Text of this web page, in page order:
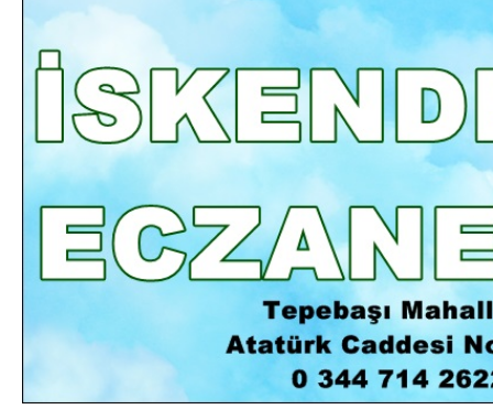
GÜNLÜK HABER AKIŞI
GÖKSUN HAFIZLIK KIZ KUR’AN KURSU
ÖĞRENCILERINE DARENDE GEZISI.